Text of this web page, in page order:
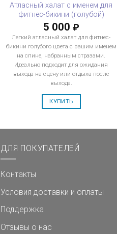
Атласный халат с именем для
фитнес-бикини (голубой)
5 000 ₽
Легкий атласный халат для фитнес-
бикини голубого цвета с вашим именем
на спине, набранным стразами.
Идеально подходит для ожидания
выхода на сцену или отдыха после
выхода.
КУПИТЬ
ДЛЯ ПОКУПАТЕЛЕЙ
Контакты
Условия доставки и оплаты
Поддержка
Отзывы о нас